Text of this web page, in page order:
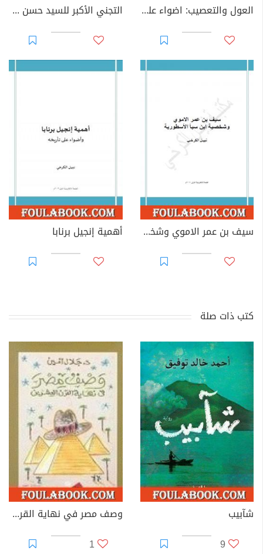
العول والتعصيب: اضواء على المواريث الاسلامية التجني الأكبر للسيد حسن شبر
سيف بن عمر الاموي وشخصية ابن سبأ الاسطورية أهمية إنجيل برنابا
كتب ذات صلة
شآبيب
9
وصف مصر في نهاية القرن العشرين
1